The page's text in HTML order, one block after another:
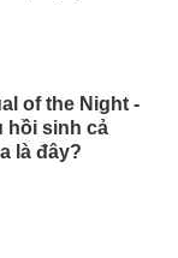
of the Night -
hồi sinh cả
là đây?